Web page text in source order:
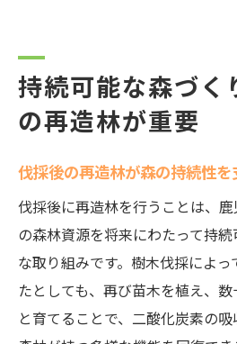
持続可能な森づく
の再造林が重要
伐採後の再造林が森の持続性を
伐採後に再造林を行うことは、
の森林資源を将来にわたって持
な取り組みです。樹木伐採によ
たとしても、再び苗木を植え、
と育てることで、二酸化炭素の